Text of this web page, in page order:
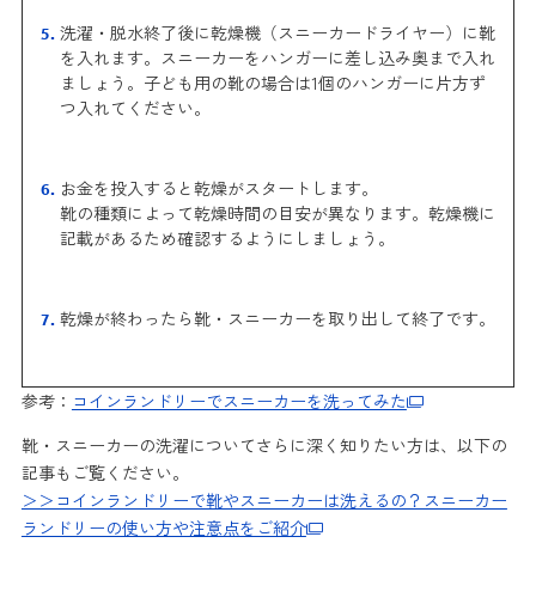
洗濯・脱水終了後に乾燥機（スニーカードライヤー）に靴
を入れます。スニーカーをハンガーに差し込み奥まで入れ
ましょう。子ども用の靴の場合は1個のハンガーに片方ず
つ入れてください。
お金を投入すると乾燥がスタートします。
靴の種類によって乾燥時間の目安が異なります。乾燥機に
記載があるため確認するようにしましょう。
乾燥が終わったら靴・スニーカーを取り出して終了です。
参考： コインランドリーでスニーカーを洗ってみた
靴・スニーカーの洗濯についてさらに深く知りたい方は、以下の
記事もご覧ください。
＞＞コインランドリーで靴やスニーカーは洗えるの？スニーカー
ランドリーの使い方や注意点をご紹介